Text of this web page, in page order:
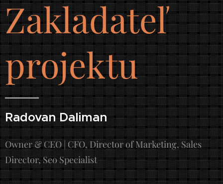
Zakladateľ
projektu
Radovan Daliman
Owner & CEO | CFO, Director of Marketing, Sales
Director, Seo Specialist